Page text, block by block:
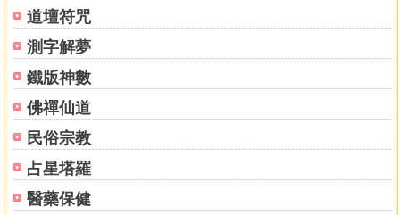
道壇符咒
測字解夢
鐵版神數
佛禪仙道
民俗宗教
占星塔羅
醫藥保健
尚書
內厨
天床
北斗
華蓋
御女
天柱
女史
陰德
大理